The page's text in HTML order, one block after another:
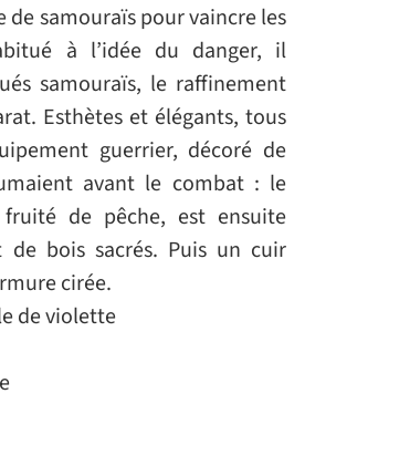
samouraïs pour vaincre les
à l’idée du danger, il
samouraïs, le raffinement
Esthètes et élégants, tous
guerrier, décoré de
avant le combat : le
de pêche, est ensuite
de bois sacrés. Puis un cuir
cirée.
de violette